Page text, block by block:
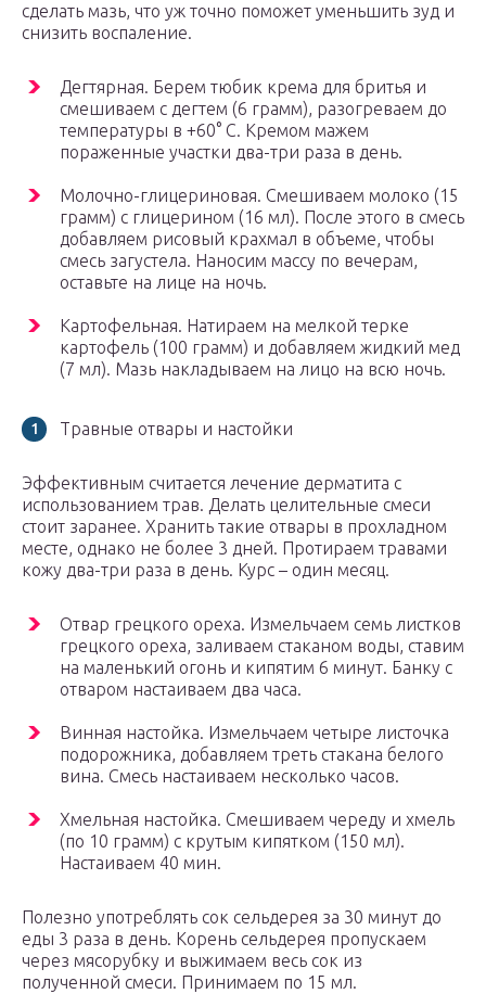
сделать мазь, что уж точно поможет уменьшить зуд и
снизить воспаление.
Дегтярная. Берем тюбик крема для бритья и
смешиваем с дегтем (6 грамм), разогреваем до
температуры в +60° С. Кремом мажем
пораженные участки два-три раза в день.
Молочно-глицериновая. Смешиваем молоко (15
грамм) с глицерином (16 мл). После этого в смесь
добавляем рисовый крахмал в объеме, чтобы
смесь загустела. Наносим массу по вечерам,
оставьте на лице на ночь.
Картофельная. Натираем на мелкой терке
картофель (100 грамм) и добавляем жидкий мед
(7 мл). Мазь накладываем на лицо на всю ночь.
Травные отвары и настойки
Эффективным считается лечение дерматита с
использованием трав. Делать целительные смеси
стоит заранее. Хранить такие отвары в прохладном
месте, однако не более 3 дней. Протираем травами
кожу два-три раза в день. Курс – один месяц.
Отвар грецкого ореха. Измельчаем семь листков
грецкого ореха, заливаем стаканом воды, ставим
на маленький огонь и кипятим 6 минут. Банку с
отваром настаиваем два часа.
Винная настойка. Измельчаем четыре листочка
подорожника, добавляем треть стакана белого
вина. Смесь настаиваем несколько часов.
Хмельная настойка. Смешиваем череду и хмель
(по 10 грамм) с крутым кипятком (150 мл).
Настаиваем 40 мин.
Полезно употреблять сок сельдерея за 30 минут до
еды 3 раза в день. Корень сельдерея пропускаем
через мясорубку и выжимаем весь сок из
полученной смеси. Принимаем по 15 мл.